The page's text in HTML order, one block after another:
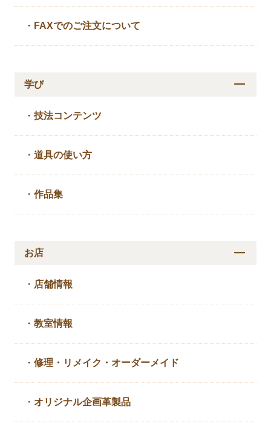
・ FAXでのご注文について
学び
・技法コンテンツ
・道具の使い方
・作品集
お店
・ 店舗情報
・教室情報
・修理・リメイク・ オーダーメイド
・ オリジナル企画革製品